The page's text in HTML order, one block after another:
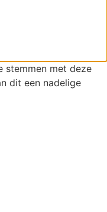
stemmen met deze
dit een nadelige